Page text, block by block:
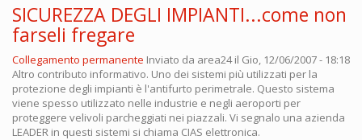
SICUREZZA DEGLI IMPIANTI...come non
farseli fregare
Collegamento permanente Inviato da area24il Gio, 12/06/2007 - 18:18
Altro contributo informativo. Uno dei sistemi più utilizzati per la
protezione degli impianti è l'antifurto perimetrale. Questo sistema
viene spesso utilizzato nelle industrie e negli aeroporti per
proteggere velivoli parcheggiati nei piazzali. Vi segnalo una azienda
LEADER in questi sistemi si chiama CIAS elettronica.